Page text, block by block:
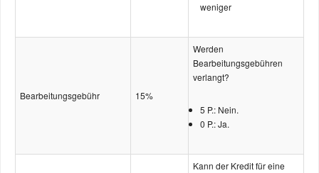
weniger
Bearbeitungs­­­gebühr 15%
Werden
Bearbeitungsgebühren
verlangt?
5 P.: Nein.
0 P.: Ja.
Kann der Kredit für eine